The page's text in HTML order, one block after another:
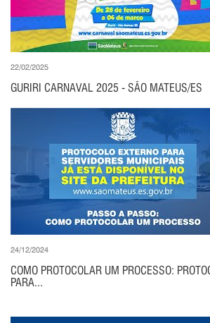
22/02/2025
GURIRI CARNAVAL 2025 - SÃO MATEUS/ES
24/12/2024
COMO PROTOCOLAR UM PROCESSO:
PARA...